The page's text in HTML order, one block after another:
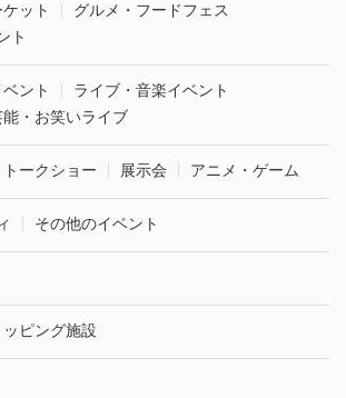
ット
グルメ・フードフェス
ト
ント
ライブ・音楽イベント
・お笑いライブ
ークショー 展示会 アニメ・ゲーム
その他のイベント
ッピング施設